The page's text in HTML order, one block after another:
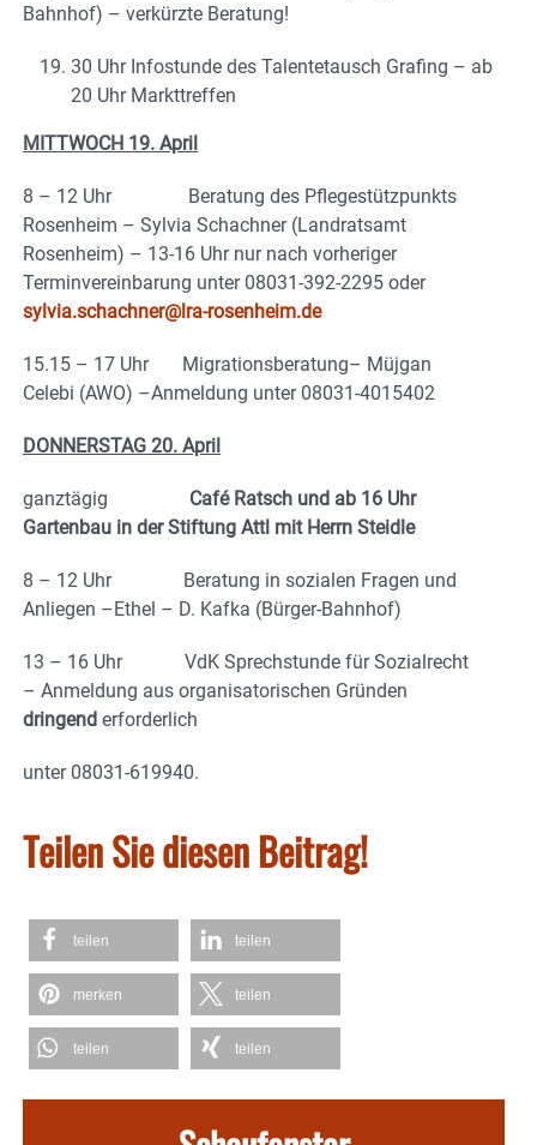
Bahnhof) – verkürzte Beratung!
30 Uhr Infostunde des Talentetausch Grafing – ab
20 Uhr Markttreffen
MITTWOCH 19. April
8 – 12 Uhr Beratung des Pflegestützpunkts
Rosenheim – Sylvia Schachner (Landratsamt
Rosenheim) – 13-16 Uhr nur nach vorheriger
Terminvereinbarung unter 08031-392-2295 oder
sylvia.schachner@lra-rosenheim.de
15.15 – 17 Uhr Migrationsberatung– Müjgan
Celebi (AWO) –Anmeldung unter 08031-4015402
DONNERSTAG 20. April
ganztägig
Café Ratsch und ab 16 Uhr
Gartenbau in der Stiftung Attl mit Herrn Steidle
8 – 12 Uhr Beratung in sozialen Fragen und
Anliegen –Ethel – D. Kafka (Bürger-Bahnhof)
13 – 16 Uhr VdK Sprechstunde für Sozialrecht
– Anmeldung aus organisatorischen Gründen
dringend erforderlich
unter 08031-619940.
Teilen Sie diesen Beitrag!
teilen teilen
merken teilen
teilen teilen